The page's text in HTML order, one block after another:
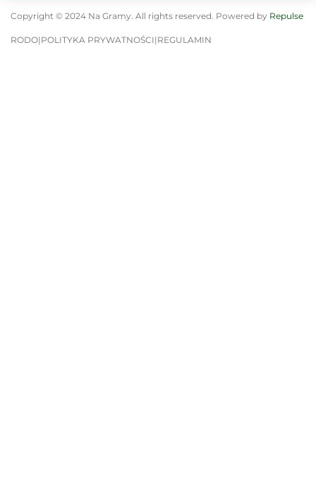
Copyright © 2024 Na Gramy. All rights reserved. Powered by Repulse
RODO| POLITYKA PRYWATNOŚCI| REGULAMIN